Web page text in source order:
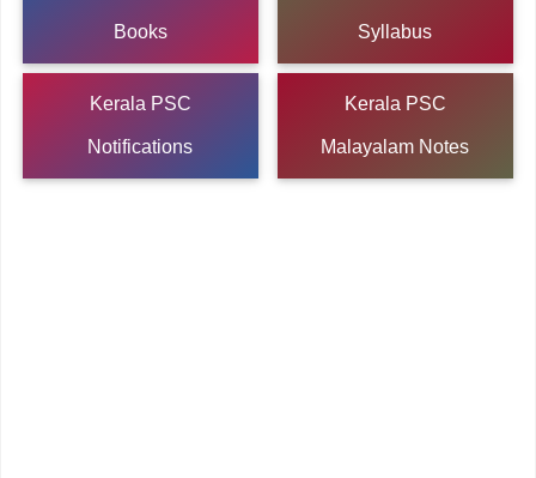
Books Syllabus
Kerala PSC
Notifications
Kerala PSC
Malayalam Notes